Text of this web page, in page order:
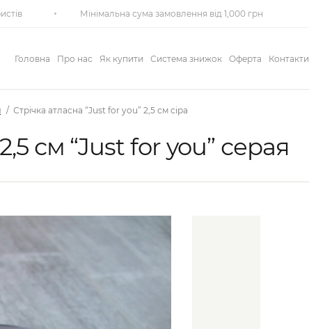
Мінімальна сума замовлення від 1,000 грн
Головна Про нас Як купити Система знижок Оферта Контакти
Стрічка атласна “Just for you” 2,5 см сіра
см “Just for you” серая